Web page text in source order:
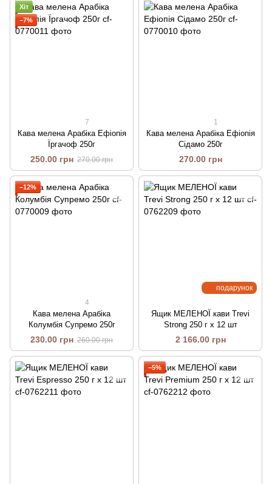
Хіт
−7%
7
Кава мелена Арабіка Ефіопія
Їргачоф 250г
250.00 грн 270.00 грн
1
Кава мелена Арабіка Ефіопія
Сідамо 250г
270.00 грн
−12%
4
Кава мелена Арабіка
Колумбія Супремо 250г
230.00 грн 260.00 грн
подарунок
Ящик МЕЛЕНОЇ кави Trevi
Strong 250 г х 12 шт
2 166.00 грн
−5%